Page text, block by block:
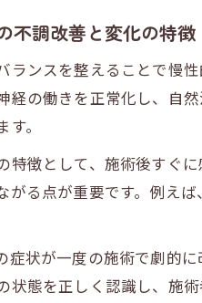
不調改善と変化の特徴
ランスを整えることで慢
経の働きを正常化し、自
。
特徴として、施術後すぐ
がる点が重要です。例え
症状が一度の施術で劇的
状態を正しく認識し、施